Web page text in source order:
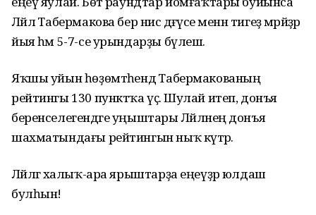
Ләйлә Табермакова бер нисә дәғүәсе менән тигеҙ мәрәйҙәр
йыя һәм 5-7-се урындарҙы бүлешә.
Яҡшы уйын һөҙөмтәһендә Табермакованың
рейтингы 130 пунктҡа үҫә. Шулай итеп, донъя
беренселегендәге уңыштары Ләйләнең донъя
шахматындағы рейтингын ныҡ күтәрә.
Ләйләгә халыҡ-ара ярыштарҙа еңеүҙәр юлдаш
булһын!